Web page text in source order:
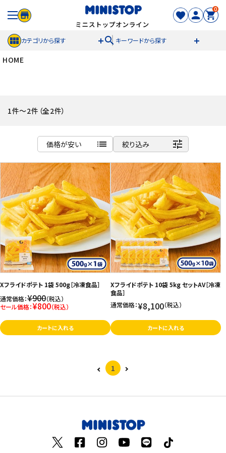
0
カテゴリから探す search キーワードから探す
ACCOUNT MENU
カテゴリから探す
冷凍食品
スイーツ
お菓子
飲料
酒類
日用品
ギフト
ペット用品
HOME
1件～2件（全2件）
価格が安い list
商品名
新着順
発売日順
価格が安い
価格が高い
お気に入り登録数
絞り込み tune
Xフライドポテト 1袋 500g［冷凍食品］
通常価格：¥900（税込）
セール価格：¥800（税込）
カートに入れる
Xフライドポテト 10袋 5kg セットAV［冷凍
食品］
通常価格：¥8,100（税込）
カートに入れる
1